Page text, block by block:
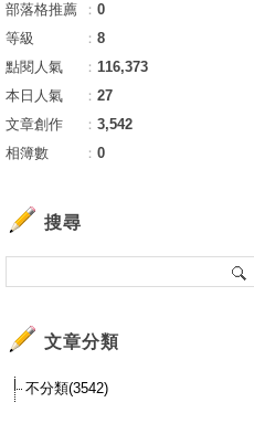
部落格推薦 ： 0
等級
： 8
點閱人氣
： 116,373
本日人氣
： 27
文章創作
： 3,542
相簿數
： 0
搜尋
文章分類
不分類(3542)